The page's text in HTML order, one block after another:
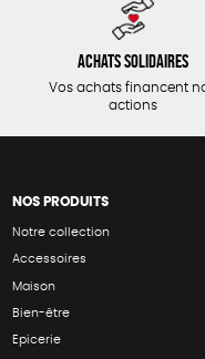
Achats solidaires
Vos achats financent
actions
NOS PRODUITS
Notre collection
Accessoires
Maison
Bien-être
Epicerie